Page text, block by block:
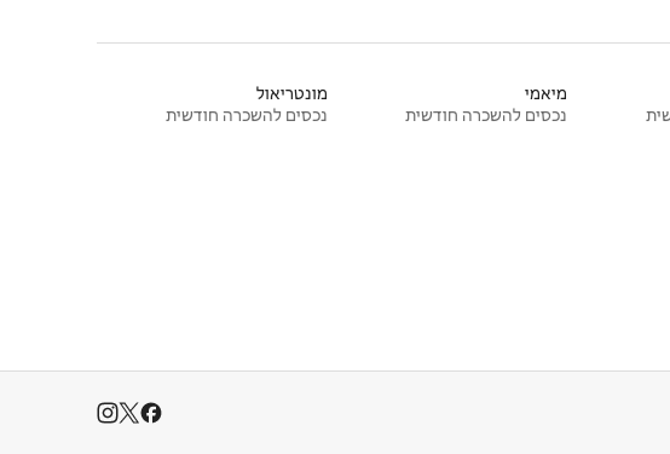
מיאמי
נכסים להשכרה חודשית
מונטריאול
נכסים להשכרה חודשית